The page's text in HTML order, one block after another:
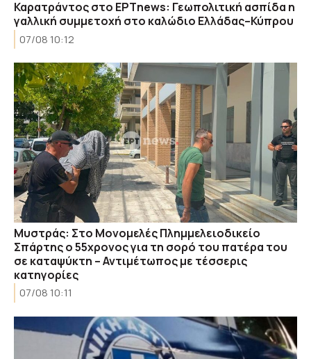
Καρατράντος στο ΕΡΤnews: Γεωπολιτική ασπίδα η
γαλλική συμμετοχή στο καλώδιο Ελλάδας–Κύπρου
07/08 10:12
Μυστράς: Στο Μονομελές Πλημμελειοδικείο
Σπάρτης ο 55χρονος για τη σορό του πατέρα του
σε καταψύκτη – Αντιμέτωπος με τέσσερις
κατηγορίες
07/08 10:11